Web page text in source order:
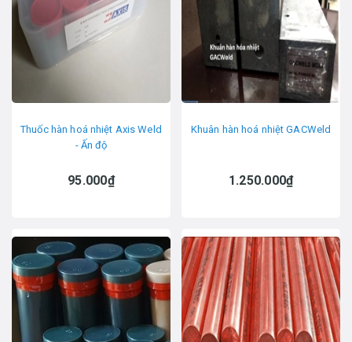
Thuốc hàn hoá nhiệt Axis Weld
- Ấn độ
95.000₫
Khuân hàn hoá nhiệt GACWeld
1.250.000₫